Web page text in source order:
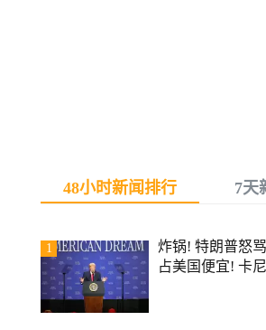
48小时新闻排行 7天
1
炸锅! 特朗普怒
占美国便宜! 卡